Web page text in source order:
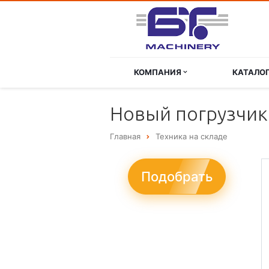
КОМПАНИЯ КАТАЛОГ
Новый
Главная Техника на складе
Подобрать